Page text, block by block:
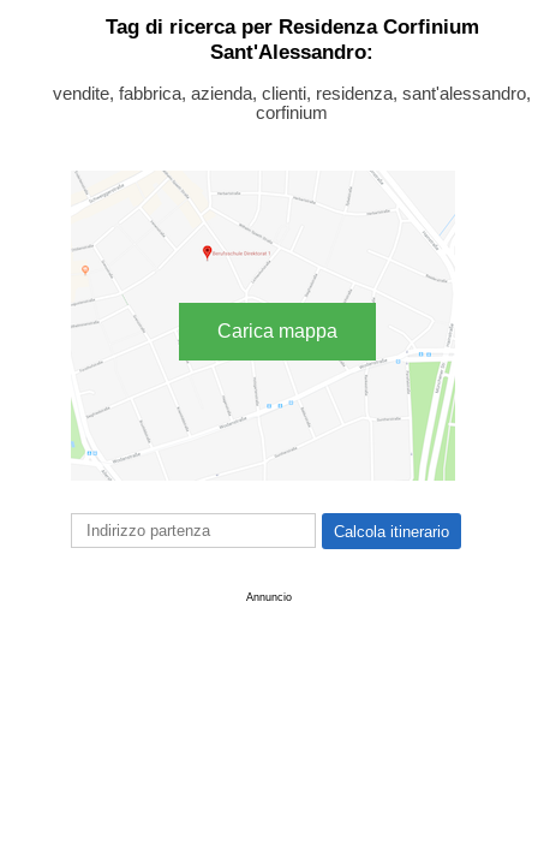
Tag di ricerca per Residenza Corfinium
Sant'Alessandro:
vendite, fabbrica, azienda, clienti, residenza, sant'alessandro,
corfinium
Carica mappa
Annuncio